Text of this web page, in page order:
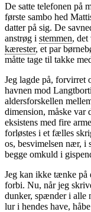
De satte telefonen på
første sambo hed
datter på sig. De
anstrøg i stemmen, det
kærester, et par
måtte tage til takke
Jeg lagde på, forvirret
havnen mod
aldersforskellen
dimension, måske var
eksistens med fire
forløstes i et fælles
os, besvimelsen nær, i
begge omkuld i
Jeg kan ikke tænke på
forbi. Nu, når jeg
dunker, spænder i alle
lur i hendes have,